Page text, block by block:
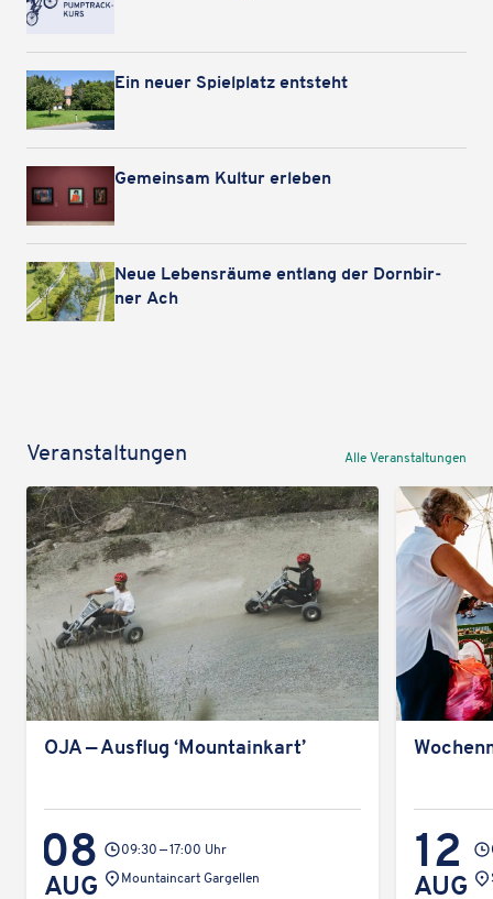
Ein neuer Spiel­platz entsteht
Gemein­sam Kultur erleben
Neue Lebens­räume entlang der Dorn­bir­
ner Ach
Veran­stal­tun­gen Alle Veran­stal­tun­gen
OJA — Ausflug ‘Moun­tain­k­art’
08
AUG
09:30 — 17:00 Uhr
Veran­Moun­tain­cart Gargellen 12
AUG